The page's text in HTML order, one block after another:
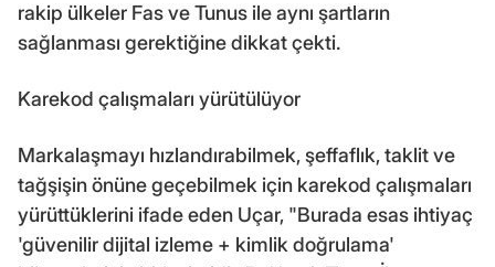
rakip ülkeler Fas ve Tunus ile aynı şartların
sağlanması gerektiğine dikkat çekti.
Karekod çalışmaları yürütülüyor
Markalaşmayı hızlandırabilmek, şeffaflık, taklit ve
tağşişin önüne geçebilmek için karekod çalışmaları
yürüttüklerini ifade eden Uçar, "Burada esas ihtiyaç
'güvenilir dijital izleme + kimlik doğrulama'